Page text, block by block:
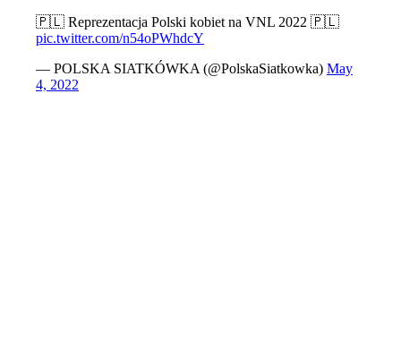
🇵🇱 Reprezentacja Polski kobiet na VNL 2022 🇵🇱
pic.twitter.com/n54oPWhdcY
— POLSKA SIATKÓWKA (@PolskaSiatkowka) May
4, 2022